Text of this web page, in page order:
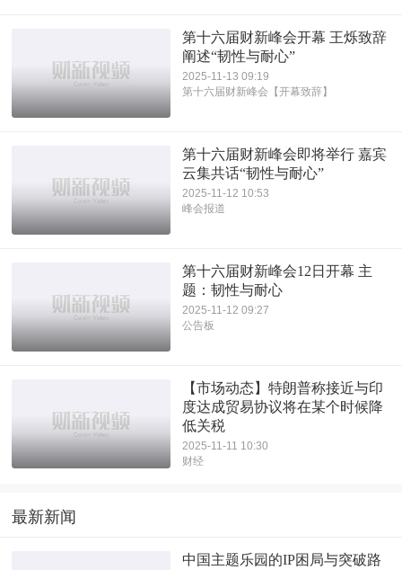
第十六届财新峰会开幕 王烁致辞
阐述“韧性与耐心”
2025-11-13 09:19
第十六届财新峰会【开幕致辞】
第十六届财新峰会即将举行 嘉宾
云集共话“韧性与耐心”
2025-11-12 10:53
峰会报道
第十六届财新峰会12日开幕 主
题：韧性与耐心
2025-11-12 09:27
公告板
【市场动态】特朗普称接近与印
度达成贸易协议将在某个时候降
低关税
2025-11-11 10:30
财经
最新新闻
中国主题乐园的IP困局与突破路